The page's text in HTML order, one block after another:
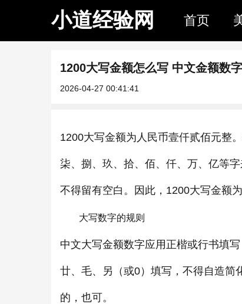
小道经验网 首页
1200大写金额怎么写 中文金额数
2026-04-27 00:41:41
1200大写金额为人民币壹仟贰佰元整
柒、捌、玖、拾、佰、仟、万、亿等
不得留有空白。因此，1200大写金额
大写数字的规则
中文大写金额数字应用正楷或行书填
廿、毛、另（或0）填写，不得自造简
的，也可。